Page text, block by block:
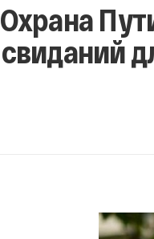
Охрана
свиданий